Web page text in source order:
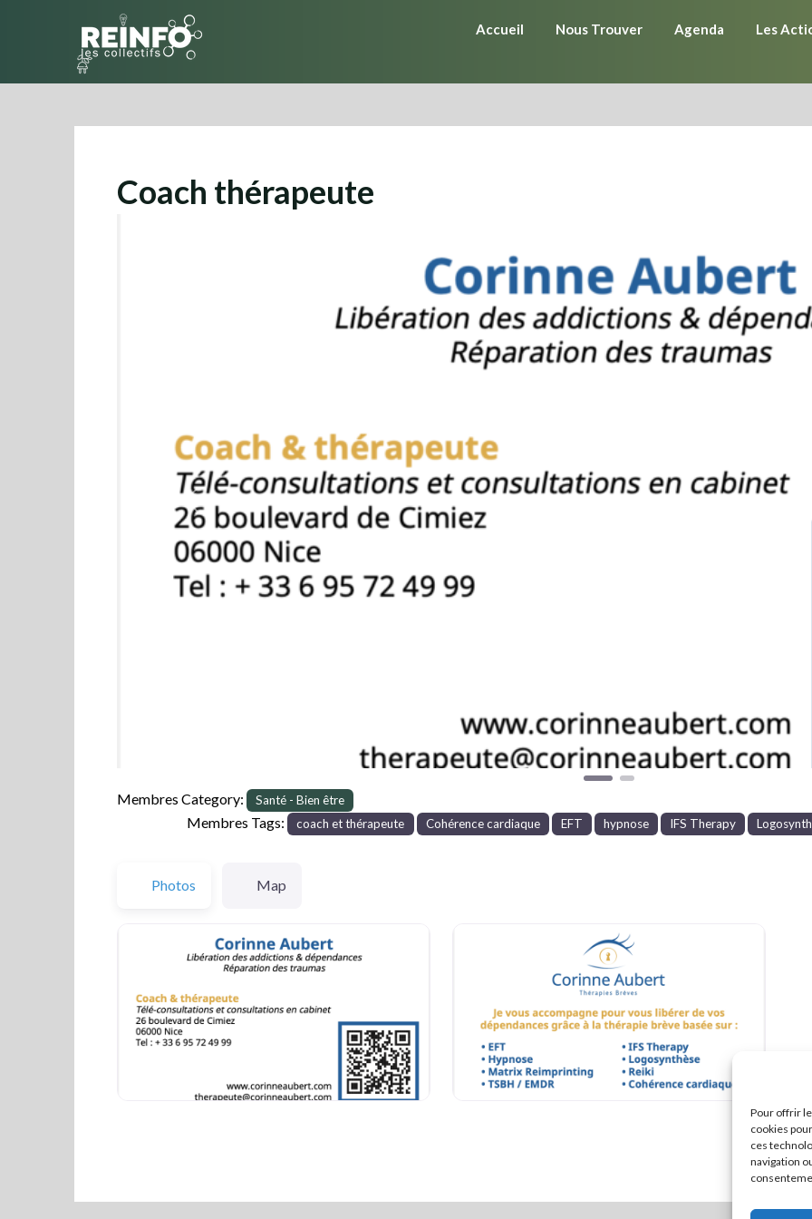
Pour offrir
cookies
ces
navigation
Accueil Nous Trouver Agenda Les
Coach thérapeute
Previous
Membres Category: Santé - Bien être
Membres Tags: coach et thérapeute Cohérence cardiaque EFT hypnose IFS Therapy
Photos Map